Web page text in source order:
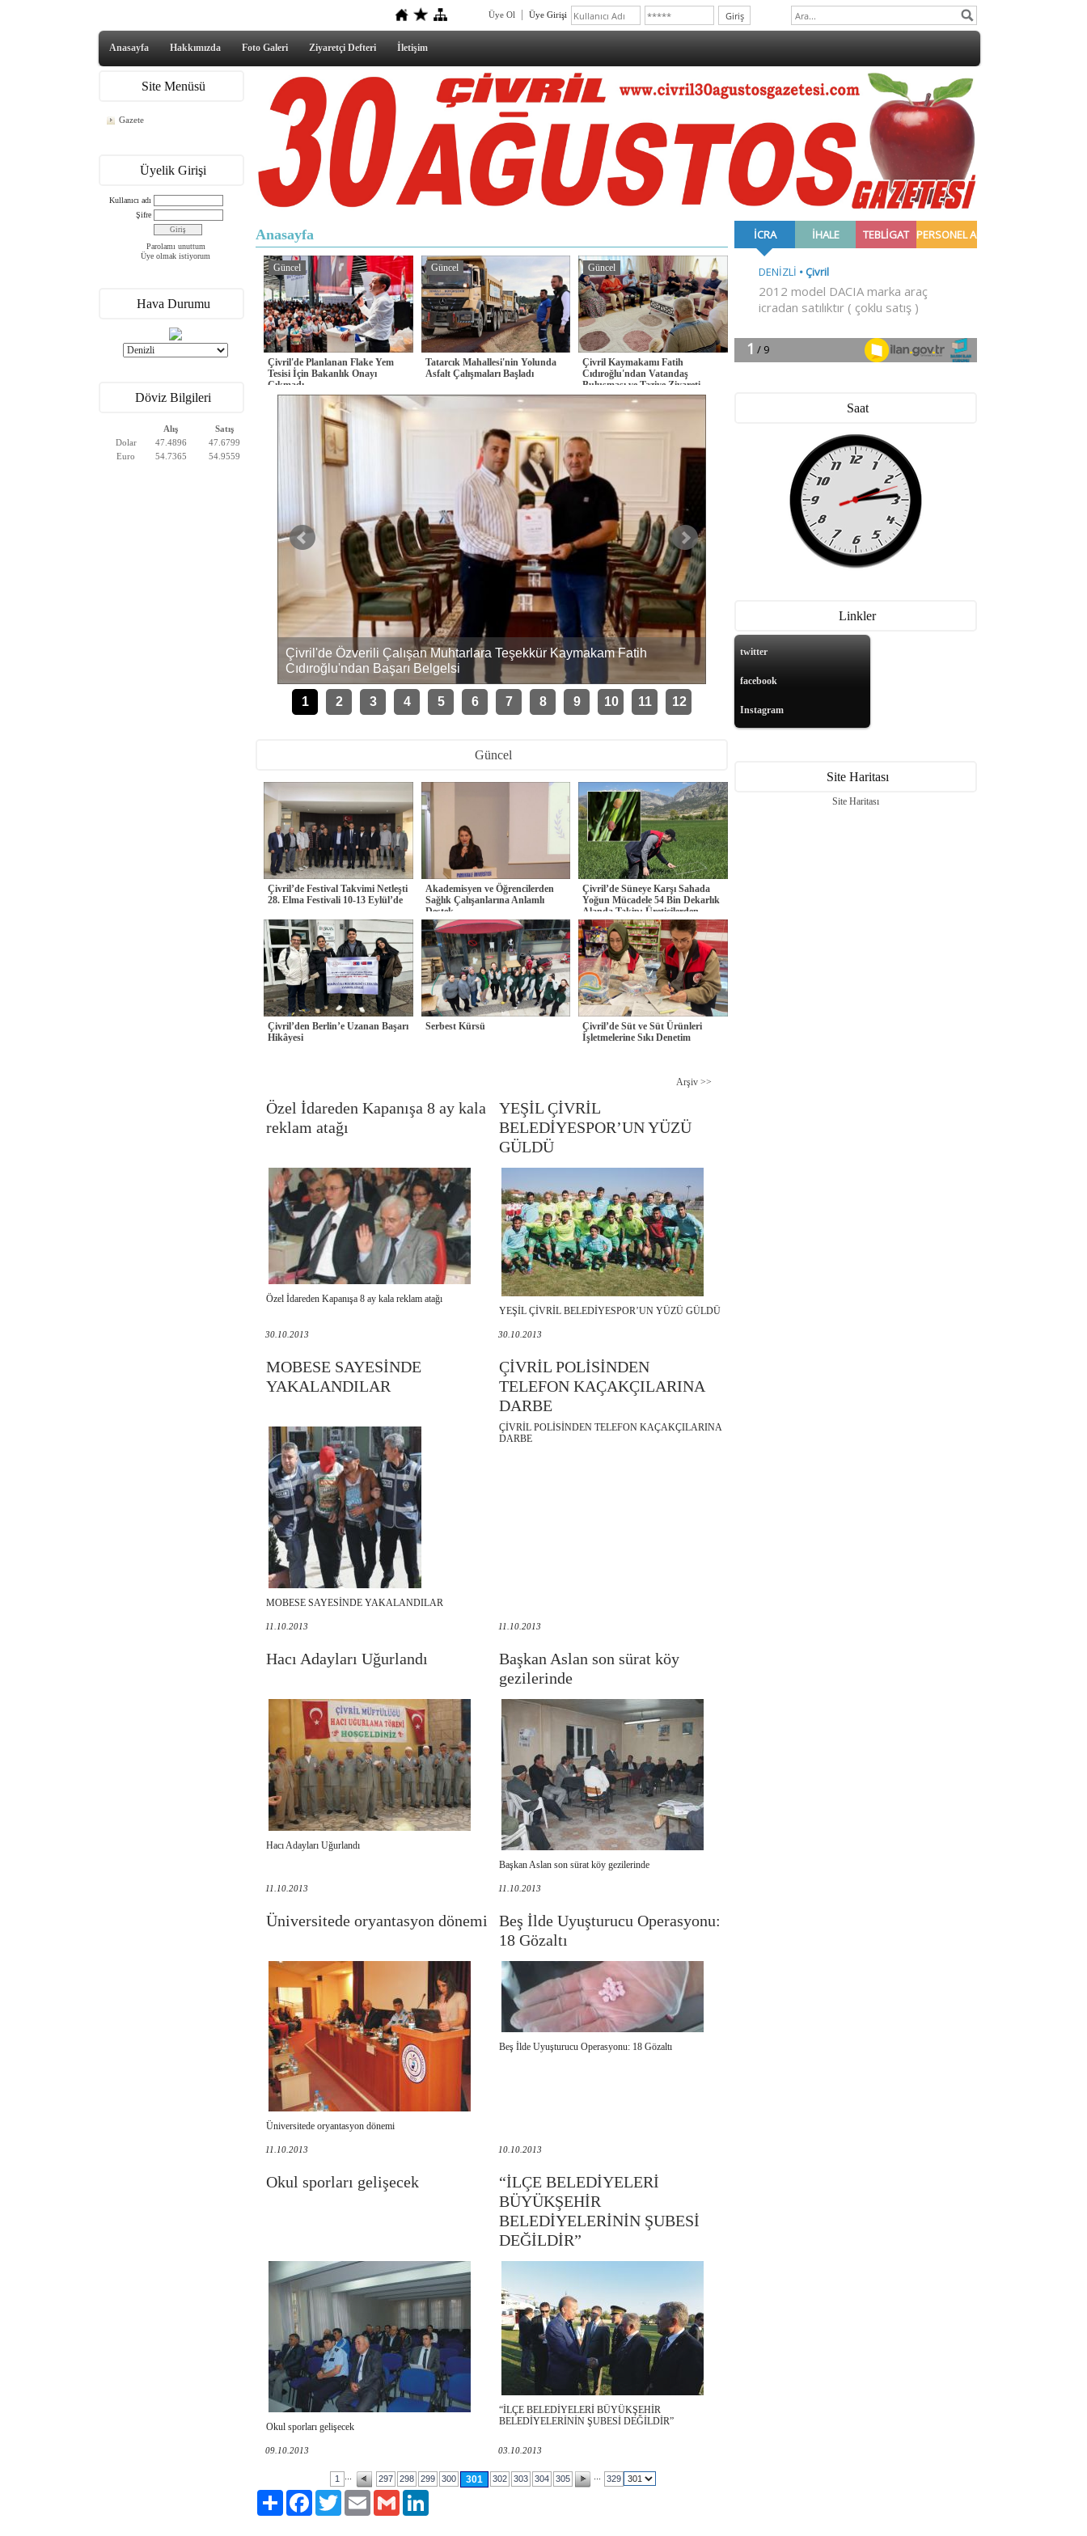
Üye Ol Üye Girişi
Anasayfa Hakkımızda Foto Galeri Ziyaretçi Defteri İletişim
Site Menüsü
Gazete
Üyelik Girişi
Kullanıcı adı
Şifre
Parolamı unuttum
Üye olmak istiyorum
Hava Durumu
Döviz Bilgileri
Alış
Satış
Dolar
47.4896
47.6799
Euro
54.7365 54.9559
Anasayfa
Güncel
Çivril'de Planlanan Flake Yem
Tesisi İçin Bakanlık Onayı
Çıkmadı
Güncel
Tatarcık Mahallesi'nin Yolunda
Asfalt Çalışmaları Başladı
Güncel
Çivril Kaymakamı Fatih
Cıdıroğlu'ndan Vatandaş
Buluşması ve Taziye Ziyareti
Çivril'de Özverili Çalışan Muhtarlara Teşekkür Kaymakam Fatih
Cıdıroğlu'ndan Başarı Belgelsi
1 2 3 4 5 6 7 8 9 10 11 12
Güncel
Çivril’de Festival Takvimi Netleşti
28. Elma Festivali 10-13 Eylül’de
Akademisyen ve Öğrencilerden
Sağlık Çalışanlarına Anlamlı
Destek
Çivril’de Süneye Karşı Sahada
Yoğun Mücadele 54 Bin Dekarlık
Alanda Takip: Üreticilerden
Çalışmalara
Çivril’den Berlin’e Uzanan Başarı
Hikâyesi
Serbest Kürsü
Çivril’de Süt ve Süt Ürünleri
İşletmelerine Sıkı Denetim
Arşiv >>
Özel İdareden Kapanışa 8 ay kala
reklam atağı
YEŞİL ÇİVRİL
BELEDİYESPOR’UN YÜZÜ
GÜLDÜ
Özel İdareden Kapanışa 8 ay kala reklam atağı
YEŞİL ÇİVRİL BELEDİYESPOR’UN YÜZÜ GÜLDÜ
30.10.2013 30.10.2013
MOBESE SAYESİNDE
YAKALANDILAR
ÇİVRİL POLİSİNDEN
TELEFON KAÇAKÇILARINA
DARBE
MOBESE SAYESİNDE YAKALANDILAR
ÇİVRİL POLİSİNDEN TELEFON KAÇAKÇILARINA
DARBE
11.10.2013 11.10.2013
Hacı Adayları Uğurlandı
Başkan Aslan son sürat köy
gezilerinde
Hacı Adayları Uğurlandı
Başkan Aslan son sürat köy gezilerinde
11.10.2013 11.10.2013
Üniversitede oryantasyon dönemi
Beş İlde Uyuşturucu Operasyonu:
18 Gözaltı
Üniversitede oryantasyon dönemi
Beş İlde Uyuşturucu Operasyonu: 18 Gözaltı
11.10.2013 10.10.2013
Okul sporları gelişecek
“İLÇE BELEDİYELERİ
BÜYÜKŞEHİR
BELEDİYELERİNİN ŞUBESİ
DEĞİLDİR”
Okul sporları gelişecek
“İLÇE BELEDİYELERİ BÜYÜKŞEHİR
BELEDİYELERİNİN ŞUBESİ DEĞİLDİR”
09.10.2013 03.10.2013
1 297 298 299 300 301 302 303 304 305 329
Paylaş FacebookTwitter Email Gmail
Saat
Linkler
twitter
facebook
Instagram
Site Haritası
Site Haritası